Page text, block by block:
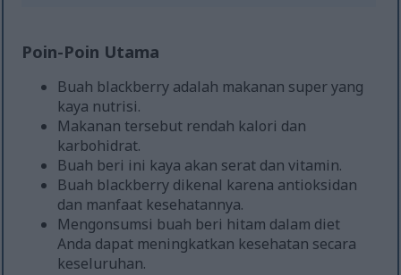
Poin-Poin Utama
Buah blackberry adalah makanan super yang
kaya nutrisi.
Makanan tersebut rendah kalori dan
karbohidrat.
Buah beri ini kaya akan serat dan vitamin.
Buah blackberry dikenal karena antioksidan
dan manfaat kesehatannya.
Mengonsumsi buah beri hitam dalam diet
Anda dapat meningkatkan kesehatan secara
keseluruhan.